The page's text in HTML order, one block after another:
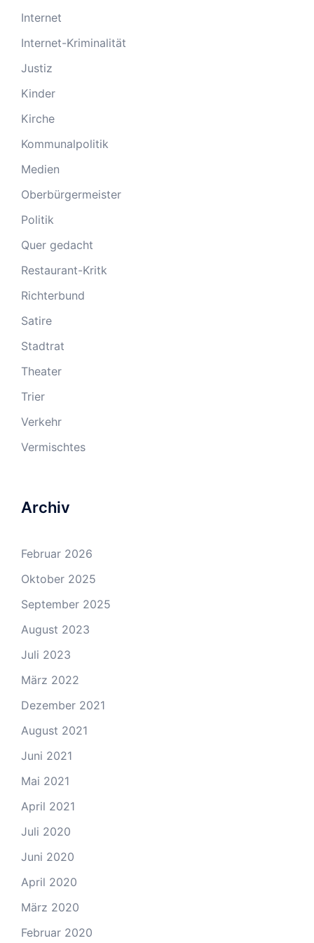
Internet
Internet-Kriminalität
Justiz
Kinder
Kirche
Kommunalpolitik
Medien
Oberbürgermeister
Politik
Quer gedacht
Restaurant-Kritk
Richterbund
Satire
Stadtrat
Theater
Trier
Verkehr
Vermischtes
Archiv
Februar 2026
Oktober 2025
September 2025
August 2023
Juli 2023
März 2022
Dezember 2021
August 2021
Juni 2021
Mai 2021
April 2021
Juli 2020
Juni 2020
April 2020
März 2020
Februar 2020